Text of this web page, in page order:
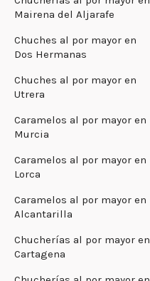
Mairena del Aljarafe
Chuches al por mayor en
Dos Hermanas
Chuches al por mayor en
Utrera
Caramelos al por mayor en
Murcia
Caramelos al por mayor en
Lorca
Caramelos al por mayor en
Alcantarilla
Chucherías al por mayor en
Cartagena